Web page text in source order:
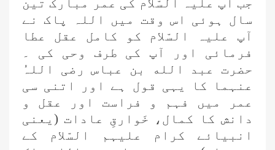
جب آپ علیہ السّلام کی عمر مبارک تین
سال ہوئی اس وقت میں اللہ پاک نے
آپ علیہ السّلام کو کامل عقل عطا
فرمائی اور آپ کی طرف وحی کی ۔
حضرت عبد الله بن عباس رضی اللہُ
عنہما کا یہی قول ہے اور اتنی سی
عمر میں فہم و فراست اور عقل و
دانش کا کمال، خَوارقِ عادات (یعنی
انبیائے کرام علیہم السّلام کے